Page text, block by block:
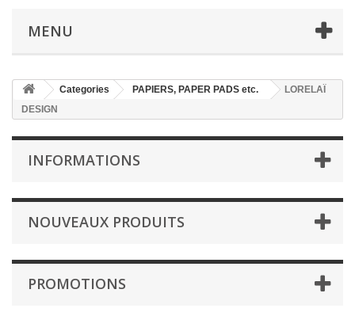
MENU
Categories PAPIERS, PAPER PADS etc.
LORELAÏ
DESIGN
INFORMATIONS
NOUVEAUX PRODUITS
PROMOTIONS